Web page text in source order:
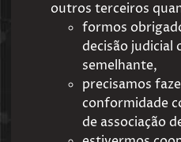
outros terceiros
formos
decisão judicial
semelhante,
precisamos
conformidade
de associação